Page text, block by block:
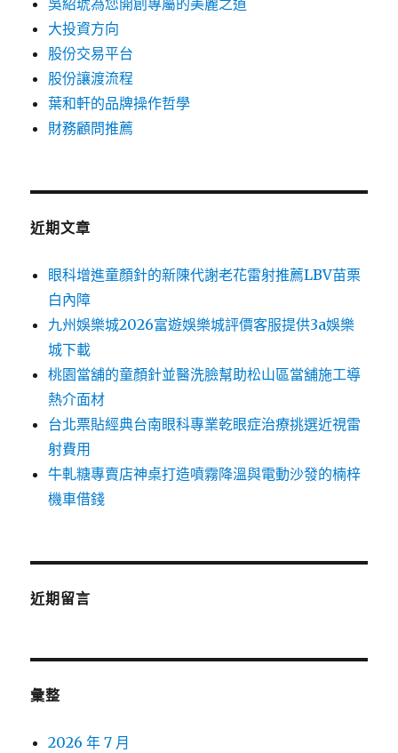
吳紹琥為您開創專屬的美麗之道
大投資方向
股份交易平台
股份讓渡流程
葉和軒的品牌操作哲學
財務顧問推薦
近期文章
眼科增進童顏針的新陳代謝老花雷射推薦LBV苗栗
白內障
九州娛樂城2026富遊娛樂城評價客服提供3a娛樂
城下載
桃園當舖的童顏針並醫洗臉幫助松山區當舖施工導
熱介面材
台北票貼經典台南眼科專業乾眼症治療挑選近視雷
射費用
牛軋糖專賣店神桌打造噴霧降溫與電動沙發的楠梓
機車借錢
近期留言
彙整
2026 年 7 月